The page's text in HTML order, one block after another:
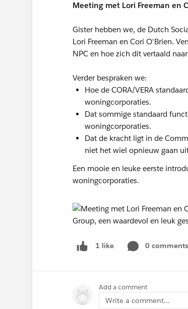
Meeting met Lori Freeman en
Gister hebben we, de Dutch
Lori Freeman en Cori O'Brien.
NPC en hoe zich dit vertaald
Verder bespraken we:
Hoe de CORA/VERA
woningcorporaties.
Dat sommige standaard
woningcorporaties.
Dat de kracht ligt in de
niet het wiel opnieuw gaan
Een mooie en leuke eerste
woningcorporaties.
1 like 0 comments
Add a comment
Write a comment...